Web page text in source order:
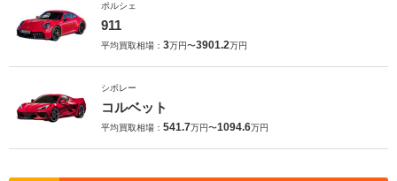
ポルシェ
911
平均買取相場： 3万円〜3901.2万円
シボレー
コルベット
平均買取相場： 541.7万円〜1094.6万円